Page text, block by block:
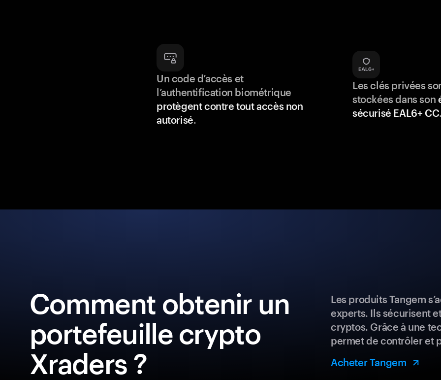
Un code d’accès et
l’authentification biométrique
protègent contre tout accès non
autorisé.
Les clés privées
stockées dans son
sécurisé EAL6+ CC.
Comment obtenir un
portefeuille crypto
Xraders ?
Les produits Tangem
experts. Ils sécurisent
cryptos. Grâce à une
permet de contrôler et
Acheter Tangem